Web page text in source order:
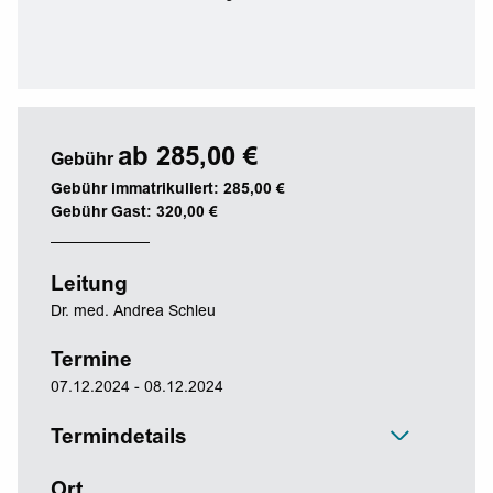
Gebühr ab 285,00 €
Gebühr immatrikuliert: 285,00 €
Gebühr Gast: 320,00 €
Leitung
Dr. med. Andrea Schleu
Termine
07.12.2024 - 08.12.2024
Termindetails